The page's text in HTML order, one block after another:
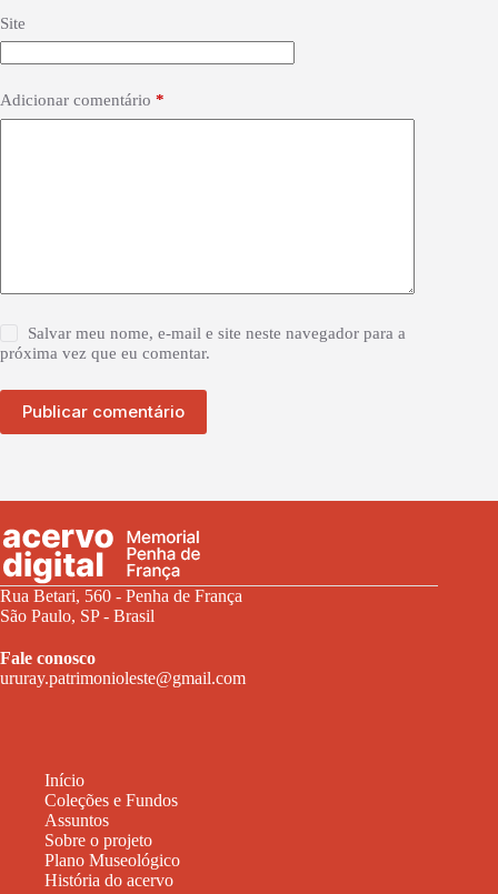
Site
Adicionar comentário *
Salvar meu nome, e-mail e site neste navegador para a
próxima vez que eu comentar.
Publicar comentário
Rua Betari, 560 - Penha de França
São Paulo, SP - Brasil
Fale conosco
ururay.patrimonioleste@gmail.com
Início
Coleções e Fundos
Assuntos
Sobre o projeto
Plano Museológico
História do acervo